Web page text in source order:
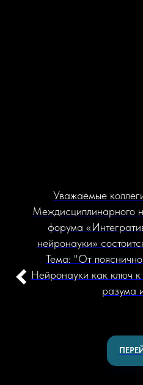
Уважаемые
Междисциплинарного
форума
нейронауки»
Тема: "От
Нейронауки как ключ
разума